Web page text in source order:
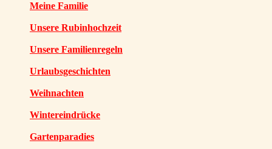
Meine Familie
Unsere Rubinhochzeit
Unsere Familienregeln
Urlaubsgeschichten
Weihnachten
Wintereindrücke
Gartenparadies